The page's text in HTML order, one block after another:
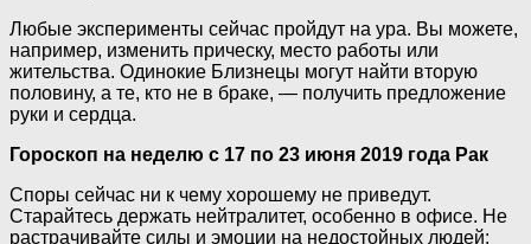
Любые эксперименты сейчас пройдут на ура. Вы можете,
например, изменить прическу, место работы или
жительства. Одинокие Близнецы могут найти вторую
половину, а те, кто не в браке, — получить предложение
руки и сердца.
Гороскоп на неделю с 17 по 23 июня 2019 года Рак
Споры сейчас ни к чему хорошему не приведут.
Старайтесь держать нейтралитет, особенно в офисе. Не
растрачивайте силы и эмоции на недостойных людей: